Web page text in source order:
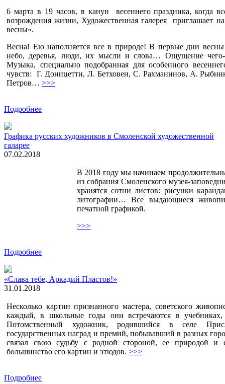
6 марта в 19 часов, в канун весеннего праздника, когда
возрождения жизни, Художественная галерея приглашает
весны».
Весна! Ею наполняется все в природе! В первые дни весны
небо, деревья, люди, их мысли и слова… Ощущение чего-
Музыка, специально подобранная для особенного
чувств: Г. Доницетти, Л. Бетховен, С. Рахманинов, А.
Петров… >>>
Подробнее
Графика русских художников в Смоленской художественной
галарее
07.02.2018
В 2018 году мы начинаем
из собрания Смоленского музея-
хранятся сотни листов: рисунки
литографии… Все выдающиеся
печатной графикой.
>>>
Подробнее
«Слава тебе, Аркадий Пластов!»
31.01.2018
Несколько картин признанного мастера, советского
каждый, в школьные годы они встречаются в
Потомственный художник, родившийся в селе
государственных наград и премий, побывавший в разных
связал свою судьбу с родной стороной, ее природой
большинство его картин и этюдов. >>>
Подробнее